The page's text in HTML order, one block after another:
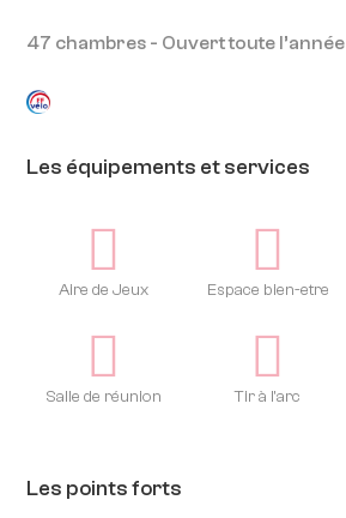
47 chambres - Ouvert toute l’année
Les équipements et services
Aire de Jeux Espace bien-etre
Salle de réunion Tir à l'arc
Les points forts